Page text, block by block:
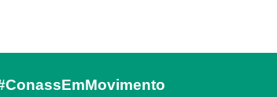
#ConassEmMovimento